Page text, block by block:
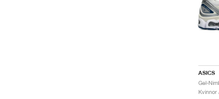
ASICS